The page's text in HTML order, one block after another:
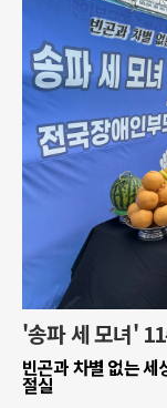
'송파 세 모녀'
빈곤과 차별 없는
절실